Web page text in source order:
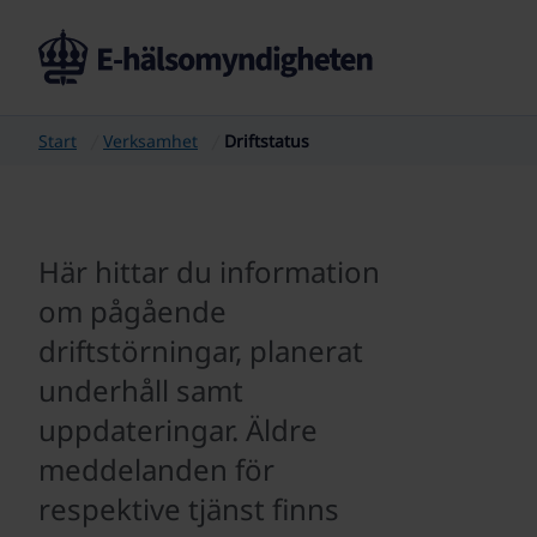
Start Verksamhet Driftstatus
Här hittar du information
om pågående
driftstörningar, planerat
underhåll samt
uppdateringar. Äldre
meddelanden för
respektive tjänst finns